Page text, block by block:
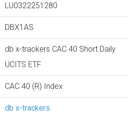
LU0322251280
DBX1AS
db x-trackers CAC 40 Short Daily
UCITS ETF
CAC 40 (R) Index
db x-trackers